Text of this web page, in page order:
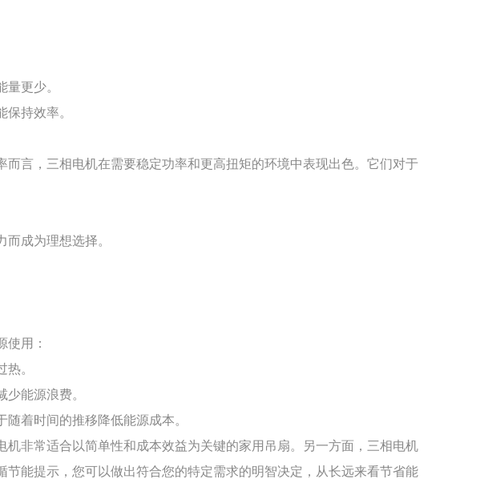
更少。
持效率。
言，三相电机在需要稳定功率和更高扭矩的环境中表现出色。它们对于
成为理想选择。
用：
。
能源浪费。
着时间的推移降低能源成本。
非常适合以简单性和成本效益为关键的家用吊扇。另一方面，三相电机
能提示，您可以做出符合您的特定需求的明智决定，从长远来看节省能